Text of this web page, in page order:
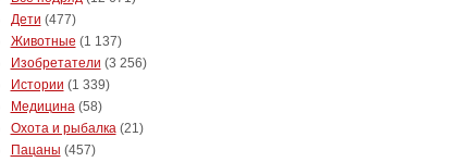
Дети (477)
Животные (1 137)
Изобретатели (3 256)
Истории (1 339)
Медицина(58)
Охота и рыбалка(21)
Пацаны (457)